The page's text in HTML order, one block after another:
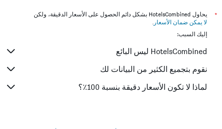
*
يحاول HotelsCombined بشكل دائم الحصول على الأسعار الدقيقة، ولكن
لا يمكن ضمان الأسعار .
إليك السبب:
HotelsCombined ليس البائع
نقوم بتجميع الكثير من البيانات لك
لماذا لا تكون الأسعار دقيقة بنسبة 100٪؟